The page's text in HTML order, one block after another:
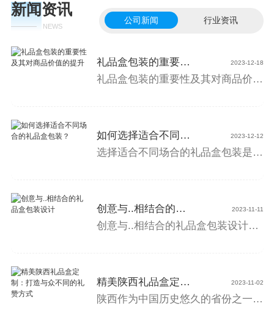
新闻资讯
NEWS
常见问题 公司新闻 行业资讯
礼品盒包装的重要性及其对商品价值的提升 2023-12-18
礼品盒包装的重要性及其对商品价值的提升作为企业网站内容编辑，我想与大家分享一下礼品盒包装的重要性以及它如何提升商品的价值。首先，礼品盒包装在商业环境中扮演着重要的角色。一个吸引人的包装可以吸引顾客的注意力，并让他们对产品产生兴趣。当消费者在购买决策过程中面临多种选择时，精美的礼品盒包装能够使产品在众多竞争对手中脱颖而出
如何选择适合不同场合的礼品盒包装？ 2023-12-12
选择适合不同场合的礼品盒包装是展现对受礼者关怀和尊重的重要环节。下面将为您提供一些有用的指导，帮助您在选择礼品盒包装时做出明智的决策。首先，考虑礼品的类型和性质。不同类型的礼品需要不同的包装方式。例如，对于精美的珠宝或手表等小型物品，可选择..的盒子，内衬柔软的绒布，以保护物品不受损。而对于体积较大或易碎的物品，可以选
创意与..相结合的礼品盒包装设计 2023-11-11
创意与..相结合的礼品盒包装设计欢迎来到我们企业网站！..我想和大家分享的是关于创意与..相结合的礼品盒包装设计。在现代社会，礼品盒不仅仅是一个简单的容器，而是承载着情感表达和美好祝福的重要载体。我们的团队致力于为客户提供独特且富有创意的礼品盒包装设计方案。我们深知，通过巧妙的设计和精心挑选的材料，可以为礼品增添独特的
精美陕西礼品盒定制：打造与众不同的礼赞方式 2023-11-02
陕西作为中国历史悠久的省份之一，以其丰富的文化遗产和独特的风土人情而闻名。在这片古老而美丽的土地上，有一种与众不同的礼赞方式——精美陕西礼品盒定制。每个人都喜欢收到贴心的礼物，它们不仅代表着送礼者对我们的关爱，更是传递情感和祝福的载体。而传统的陕西礼品盒则将这份关怀与陕西的文化韵味相结合，打造出独具特色的礼赞方式。陕西